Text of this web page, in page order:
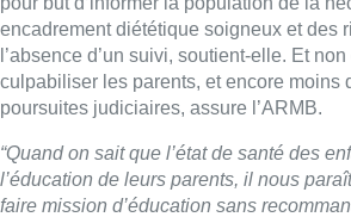
encadrement diététique soigneux et des
l’absence d’un suivi, soutient-elle. Et
culpabiliser les parents, et encore moins
poursuites judiciaires, assure l’ARMB.
“Quand on sait que l’état de santé des
l’éducation de leurs parents, il nous
faire mission d’éducation sans